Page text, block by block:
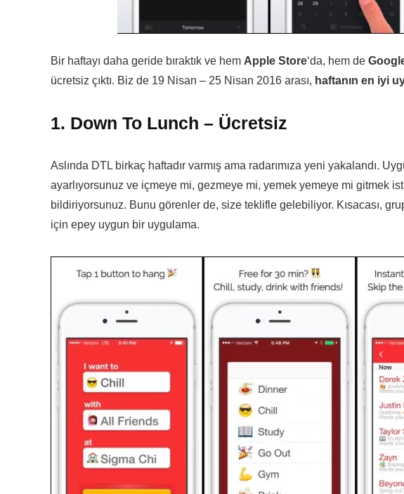
Bir haftayı daha geride bıraktık ve hem Apple Store‘da, hem de
ücretsiz çıktı. Biz de 19 Nisan – 25 Nisan 2016 arası, haftanın en iyi
1. Down To Lunch – Ücretsiz
Aslında DTL birkaç haftadır varmış ama radarımıza yeni yakalandı.
ayarlıyorsunuz ve içmeye mi, gezmeye mi, yemek yemeye mi gitmek
bildiriyorsunuz. Bunu görenler de, size teklifle gelebiliyor. Kısacası,
için epey uygun bir uygulama.